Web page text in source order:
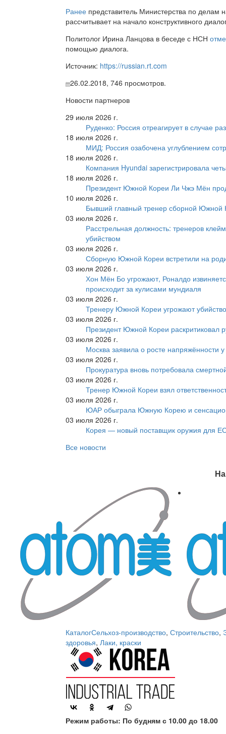
Ранее представитель Министерства по
рассчитывает на начало конструктивного
Политолог Ирина Ланцова в беседе с НСН
помощью диалога.
Источник: https://russian.rt.com
26.02.2018, 746 просмотров.
Новости партнеров
29 июля 2026 г.
Руденко: Россия отреагирует в случае
18 июля 2026 г.
МИД: Россия озабочена углублением
18 июля 2026 г.
Компания Hyundai зарегистрировала
18 июля 2026 г.
Президент Южной Кореи Ли Чжэ Мён
10 июля 2026 г.
Бывший главный тренер сборной Южной
03 июля 2026 г.
Расстрельная должность: тренеров
убийством
03 июля 2026 г.
Сборную Южной Кореи встретили на
03 июля 2026 г.
Хон Мён Бо угрожают, Роналдо
происходит за кулисами мундиаля
03 июля 2026 г.
Тренеру Южной Кореи угрожают
03 июля 2026 г.
Президент Южной Кореи раскритиковал
03 июля 2026 г.
Москва заявила о росте
03 июля 2026 г.
Прокуратура вновь потребовала
03 июля 2026 г.
Тренер Южной Кореи взял
03 июля 2026 г.
ЮАР обыграла Южную Корею и
03 июля 2026 г.
Корея — новый поставщик оружия для
Все новости
КаталогСельхоз-производство, Строительство,
здоровья, Лаки, краски
Режим работы: По будням с 10.00 до 18.00